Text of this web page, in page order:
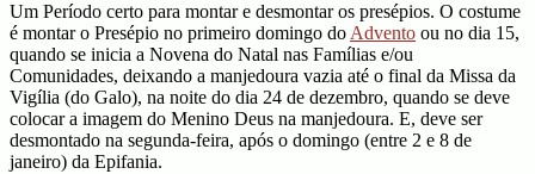
Um Período certo para montar e desmontar os presépios. O costume
é montar o Presépio no primeiro domingo doAdvento ou no dia 15,
quando se inicia a Novena do Natal nas Famílias e/ou
Comunidades, deixando a manjedoura vazia até o final da Missa da
Vigília (do Galo), na noite do dia 24 de dezembro, quando se deve
colocar a imagem do Menino Deus na manjedoura. E, deve ser
desmontado na segunda-feira, após o domingo (entre 2 e 8 de
janeiro) da Epifania.